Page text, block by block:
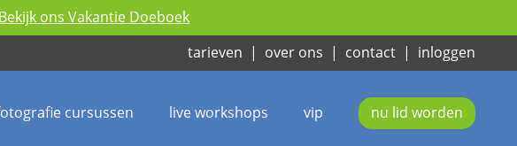
Bekijk ons Vakantie Doeboek
tarieven | over ons | contact | inloggen
nu lid worden
vip
live workshops
cursussen